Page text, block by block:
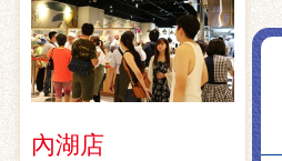
內湖店